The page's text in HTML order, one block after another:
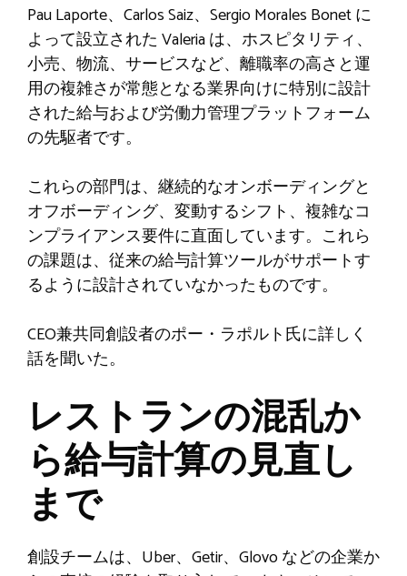
Pau Laporte、Carlos Saiz、Sergio Morales Bonet に
よって設立された Valeria は、ホスピタリティ、
小売、物流、サービスなど、離職率の高さと運
用の複雑さが常態となる業界向けに特別に設計
された給与および労働力管理プラットフォーム
の先駆者です。
これらの部門は、継続的なオンボーディングと
オフボーディング、変動するシフト、複雑なコ
ンプライアンス要件に直面しています。これら
の課題は、従来の給与計算ツールがサポートす
るように設計されていなかったものです。
CEO兼共同創設者のポー・ラポルト氏に詳しく
話を聞いた。
レストランの混乱か
ら給与計算の見直し
まで
創設チームは、Uber、Getir、Glovo などの企業か